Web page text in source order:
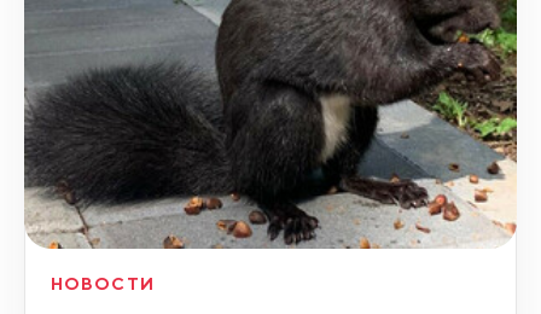
НОВОСТИ